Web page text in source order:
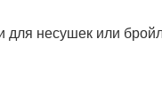
для несушек или